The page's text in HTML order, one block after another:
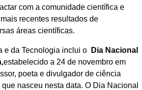
com a comunidade científica e
recentes resultados de
áreas científicas.
e da Tecnologia inclui o
Dia Nacional
estabelecido a 24 de novembro em
poeta e divulgador de ciência
nasceu nesta data. O Dia Nacional